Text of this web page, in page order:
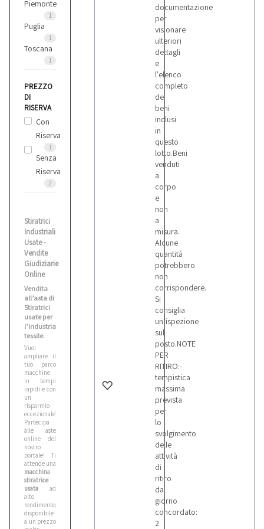
Piemonte
1
Puglia
1
Toscana
1
PREZZO
DI
RISERVA
Con
Riserva
1
Senza
Riserva
2
Stiratrici
Industriali
Usate -
Vendite
Giudiziarie
Online
Vendita
all’asta di
Stiratrici
usate per
l’industria
tessile.
Vuoi
ampliare il
tuo parco
macchine
in tempi
rapidi e con
un
risparmio
eccezionale?
Partecipa
alle aste
online del
nostro
portale! Ti
attende una
macchina
stiratrice
usata ad
alto
rendimento,
disponibile
a un prezzo
documentazione
per
visionare
ulteriori
dettagli
e
l'elenco
completo
dei
beni
inclusi
in
questo
lotto.Beni
venduti
a
corpo
e
non
a
misura.
Alcune
quantità
potrebbero
non
corrispondere.
Si
consiglia
un’ispezione
sul
posto.NOTE
PER
RITIRO:-
tempistica
massima
prevista
per
lo
svolgimento
delle
attività
di
ritiro
dal
giorno
concordato:
2